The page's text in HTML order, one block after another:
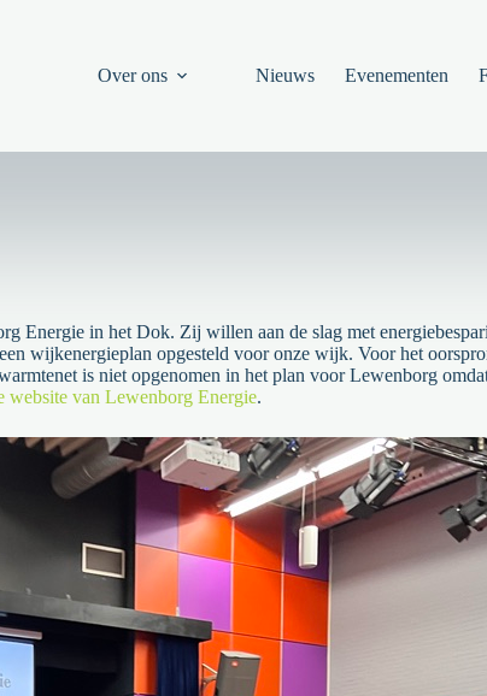
Over ons Nieuws Evenementen
Energie in het Dok. Zij willen aan de slag met
wijkenergieplan opgesteld voor onze wijk. Voor het
is niet opgenomen in het plan voor Lewenborg
website van Lewenborg Energie.